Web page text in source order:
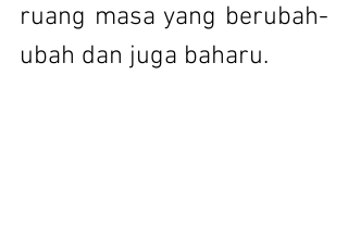
ruang masa yang berubah-
ubah dan juga baharu.